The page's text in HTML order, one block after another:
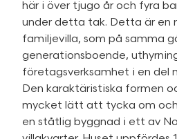
här i över tjugo år och fyra
under detta tak. Detta är en
familjevilla, som på samma
generationsboende,
företagsverksamhet i en del
Den karaktäristiska formen
mycket lätt att tycka om
en ståtlig byggnad i ett av